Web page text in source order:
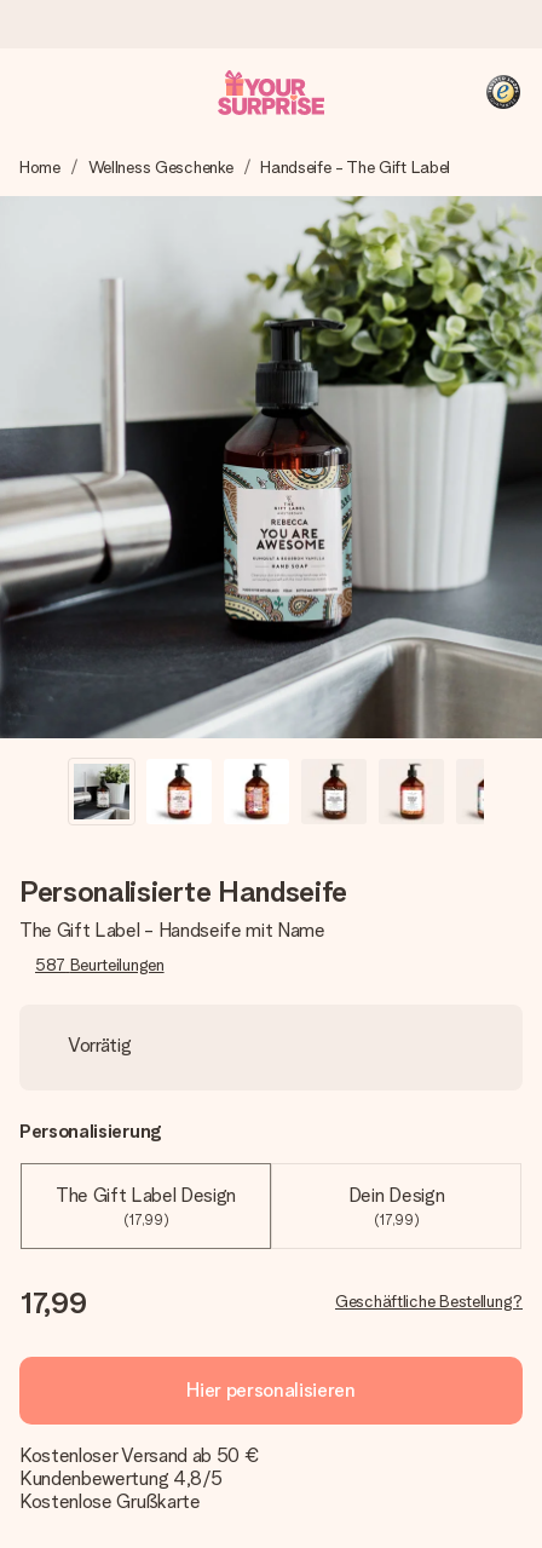
Wir bereiten dein Geschenk sorgfältig vor und schicken es
blitzschnell – damit du es genau zum richtigen Zeitpunkt
überreichen kannst, wenn es am meisten zählt.
4,8 (basierend auf +15.000 Bewertungen)
Unsere Geschenke begeistern. Kunden bewerten uns mit
4,8 bei Google Reviews (Gesamtergebnis aller Länder, in
+49 39292 929695
Montag - Freitag : 8:30 - 17:00 Uhr
Samstag - Sonntag : 8:30 - 13:00 Uhr
Home Wellness Geschenke Handseife - The Gift Label
Personalisierte Handseife
The Gift Label - Handseife mit Name
587 Beurteilungen
Vorrätig
Personalisierung
The Gift Label Design
(17,99)
Dein Design
(17,99)
17,99 Geschäftliche Bestellung?
Hier personalisieren
Kostenloser Versand ab 50 €
Kundenbewertung 4,8/5
Kostenlose Grußkarte